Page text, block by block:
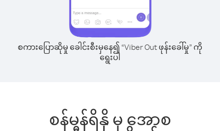
စကားပြောဆိုမှု ခေါင်းစီးမှနေ၍ “Viber Out ဖုန်းခေါ်မှု” ကို
ရွေးပါ
စန်မန်ရိနို မှ အောစ